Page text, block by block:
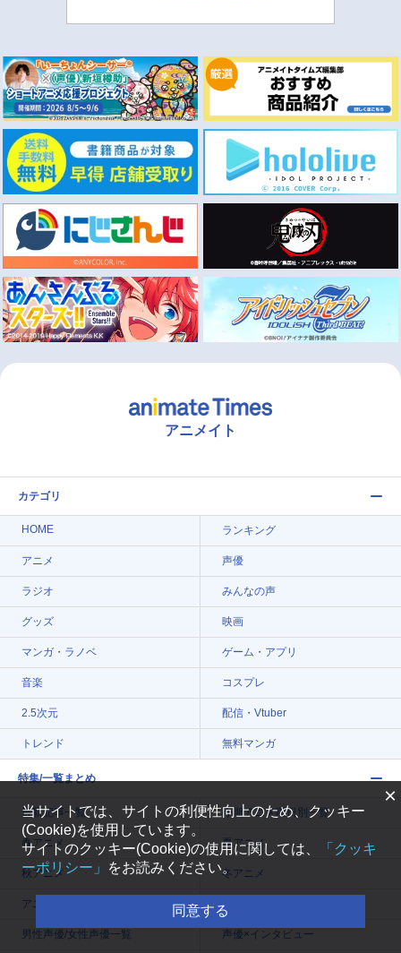
アニメイト
カテゴリ
HOME ランキング
アニメ 声優
ラジオ みんなの声
グッズ 映画
マンガ・ラノベ ゲーム・アプリ
音楽 コスプレ
2.5次元 配信・Vtuber
トレンド 無料マンガ
特集/一覧まとめ
最新記事一覧 今期アニメ曜日別一覧
春アニメ 夏アニメ
秋アニメ 冬アニメ
アニメ記事一覧 声優記事一覧
男性声優/女性声優一覧 声優×インタビュー
×
当サイトでは、サイトの利便性向上のため、クッキー
(Cookie)を使用しています。
サイトのクッキー(Cookie)の使用に関しては、
「クッキ
ーポリシー」
をお読みください。
同意する